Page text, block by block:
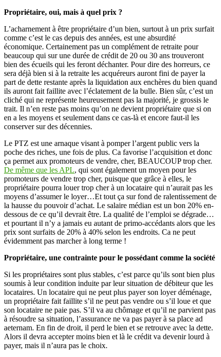
Propriétaire, oui, mais à quel prix ?
L’acharnement à être propriétaire d’un bien, surtout à un prix surfait
comme c’est le cas depuis des années, est une absurdité
économique. Certainement pas un complément de retraite pour
beaucoup qui sur une durée de crédit de 20 ou 30 ans trouveront
bien des écueils qui les feront déchanter. Pour dire des horreurs, ce
sera déjà bien si à la retraite les acquéreurs auront fini de payer la
part de dette restante après la liquidation aux enchères du bien quand
ils auront fait faillite avec l’éclatement de la bulle. Bien sûr, c’est un
cliché qui ne représente heureusement pas la majorité, je grossis le
trait. Il n’en reste pas moins qu’on ne devient propriétaire que si on
en a les moyens et seulement dans ce cas-là et encore faut-il les
conserver sur des décennies.
Le PTZ est une arnaque visant à pomper l’argent public vers la
poche des riches, une fois de plus. Ca favorise l’acquisition et donc
ça permet aux promoteurs de vendre, cher, BEAUCOUP trop cher.
De même que les APL, qui sont également un moyen pour les
promoteurs de vendre trop cher, puisque que grâce à elles, le
propriétaire pourra louer trop cher à un locataire qui n’aurait pas les
moyens d’assumer le loyer…Et tout ça sur fond de ralentissement de
la hausse du pouvoir d’achat. Le salaire médian est un bon 20% en-
dessous de ce qu’il devrait être. La qualité de l’emploi se dégrade…
et pourtant il n’y a jamais eu autant de primo-accédants alors que les
prix sont surfaits de 20% à 40% selon les endroits. Ca ne peut
évidemment pas marcher à long terme !
Propriétaire, une contrainte pour le possédant comme la société
Si les propriétaires sont plus stables, c’est parce qu’ils sont bien plus
soumis à leur condition induite par leur situation de débiteur que les
locataires. Un locataire qui ne peut plus payer son loyer déménage,
un propriétaire fait faillite s’il ne peut pas vendre ou s’il loue et que
son locataire ne paie pas. S’il va au chômage et qu’il ne parvient pas
à résoudre sa situation, l’assurance ne va pas payer à sa place ad
aeternam. En fin de droit, il perd le bien et se retrouve avec la dette.
Alors il devra accepter moins bien et là le crédit va devenir lourd à
payer, mais il n’aura pas le choix.